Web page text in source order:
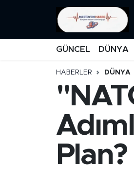
GÜNCEL DÜNYA
HABERLER DÜNYA
Plan?
MANŞET
FİNANS
İstanbul Namaz Vakitleri
Süper Lig Puan Durumu
Tüm Manşetler